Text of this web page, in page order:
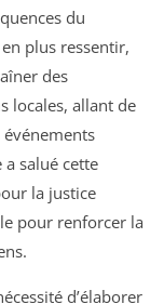
du
plus ressentir,
des
locales, allant de
a salué cette
la justice
pour renforcer la
d’élaborer